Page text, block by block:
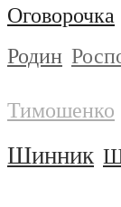
Оговорочка
Родин
Тимошенко
Шинник